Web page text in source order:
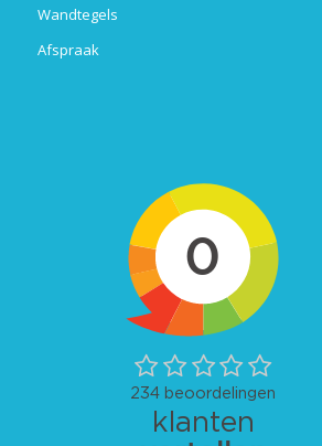
Wandtegels
Afspraak